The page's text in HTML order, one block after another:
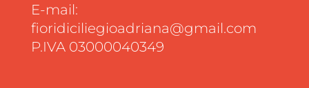
E-mail:
fioridiciliegioadriana@gmail.com
P.IVA 03000040349